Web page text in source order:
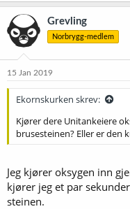
Grevling
Norbrygg-medlem
15 Jan 2019
Ekornskurken skrev:
Kjører dere Unitankeiere
brusesteinen? Eller er den
Jeg kjører oksygen inn
kjører jeg et par
steinen.